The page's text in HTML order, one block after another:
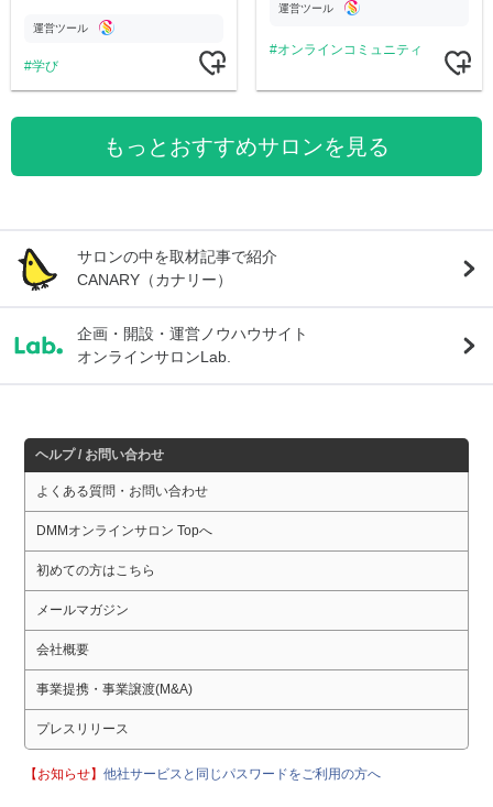
す運営ツール
学び
運営ツール
オンラインコミュニティ
もっとおすすめサロンを見る
サロンの中を取材記事で紹介
CANARY（カナリー）
企画・開設・運営ノウハウサイト
オンラインサロンLab.
ヘルプ / お問い合わせ
よくある質問・お問い合わせ
DMMオンラインサロン Topへ
初めての方はこちら
メールマガジン
会社概要
事業提携・事業譲渡(M&A)
プレスリリース
【お知らせ】他社サービスと同じパスワードをご利用の方へ